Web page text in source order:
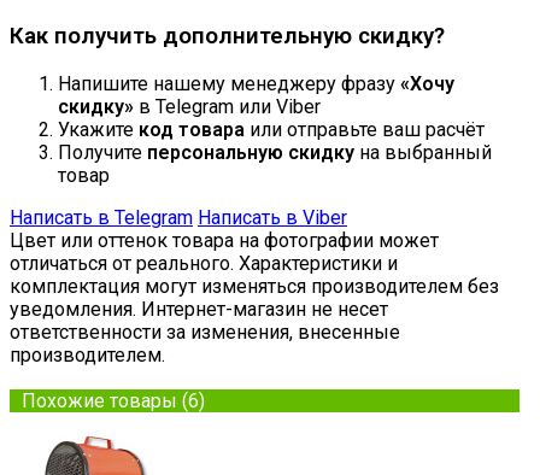
Как получить дополнительную скидку?
Напишите нашему менеджеру фразу «Хочу
скидку» в Telegram или Viber
Укажите код товара или отправьте ваш расчёт
Получите персональную скидку на выбранный
товар
Написать в Telegram Написать в Viber
Цвет или оттенок товара на фотографии может
отличаться от реального. Характеристики и
комплектация могут изменяться производителем без
уведомления. Интернет-магазин не несет
ответственности за изменения, внесенные
производителем.
Похожие товары (6)